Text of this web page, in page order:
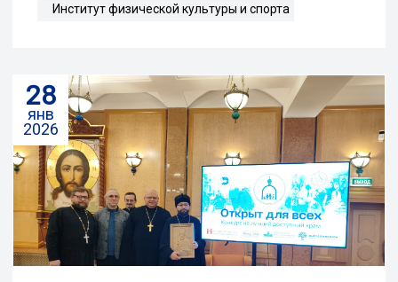
Институт физической культуры и спорта
28
янв
2026